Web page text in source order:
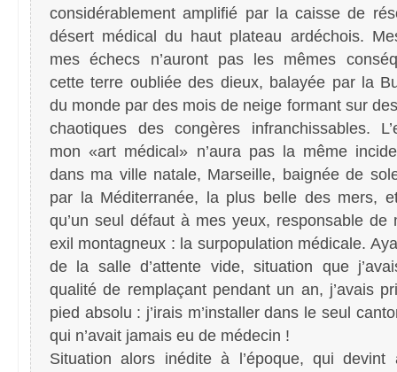
considérablement amplifié par la caisse de
désert médical du haut plateau ardéchois.
mes échecs n’auront pas les mêmes
cette terre oubliée des dieux, balayée par la
du monde par des mois de neige formant sur
chaotiques des congères infranchissables.
mon «art médical» n’aura pas la même
dans ma ville natale, Marseille, baignée de
par la Méditerranée, la plus belle des mers,
qu’un seul défaut à mes yeux, responsable de
exil montagneux : la surpopulation médicale.
de la salle d’attente vide, situation que
qualité de remplaçant pendant un an, j’avais
pied absolu : j’irais m’installer dans le seul
qui n’avait jamais eu de médecin !
Situation alors inédite à l’époque, qui